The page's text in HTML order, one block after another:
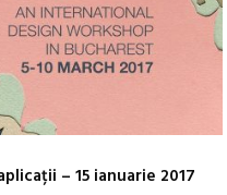
– 15 ianuarie 2017